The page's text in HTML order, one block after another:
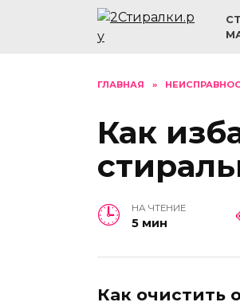
ГЛАВНАЯ »
Как
НА ЧТЕНИЕ
5 мин
Как очистить